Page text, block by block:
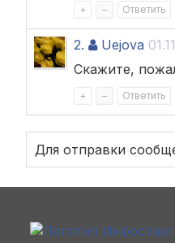
+ – Ответить
2. Uejova
Скажите,
+ – Ответить
Для отправки